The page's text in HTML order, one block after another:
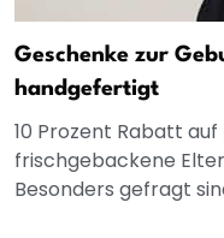
Geschenke zur
handgefertigt
10 Prozent Rabatt
frischgebackene
Besonders gefragt